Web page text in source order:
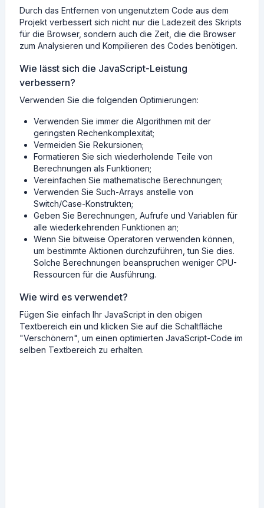
Durch das Entfernen von ungenutztem Code aus dem
Projekt verbessert sich nicht nur die Ladezeit des Skripts
für die Browser, sondern auch die Zeit, die die Browser
zum Analysieren und Kompilieren des Codes benötigen.
Wie lässt sich die JavaScript-Leistung
verbessern?
Verwenden Sie die folgenden Optimierungen:
Verwenden Sie immer die Algorithmen mit der
geringsten Rechenkomplexität;
Vermeiden Sie Rekursionen;
Formatieren Sie sich wiederholende Teile von
Berechnungen als Funktionen;
Vereinfachen Sie mathematische Berechnungen;
Verwenden Sie Such-Arrays anstelle von
Switch/Case-Konstrukten;
Geben Sie Berechnungen, Aufrufe und Variablen für
alle wiederkehrenden Funktionen an;
Wenn Sie bitweise Operatoren verwenden können,
um bestimmte Aktionen durchzuführen, tun Sie dies.
Solche Berechnungen beanspruchen weniger CPU-
Ressourcen für die Ausführung.
Wie wird es verwendet?
Fügen Sie einfach Ihr JavaScript in den obigen
Textbereich ein und klicken Sie auf die Schaltfläche
"Verschönern", um einen optimierten JavaScript-Code im
selben Textbereich zu erhalten.